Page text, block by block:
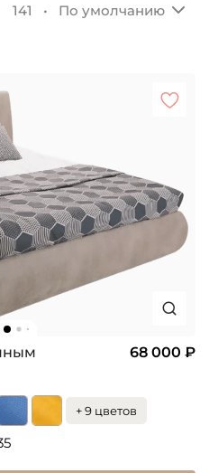
141 • По умолчанию
68 000 ₽
+ 9 цветов